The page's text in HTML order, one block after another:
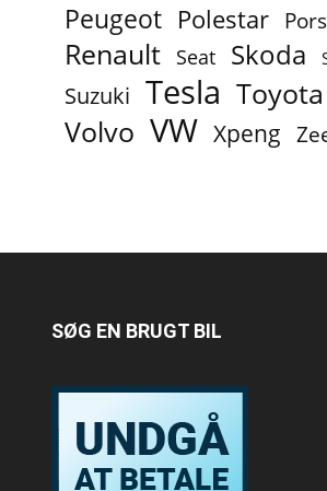
Peugeot Polestar
Renault Seat Skoda
Suzuki Tesla Toyota
Volvo VW Xpeng
SØG EN BRUGT BIL